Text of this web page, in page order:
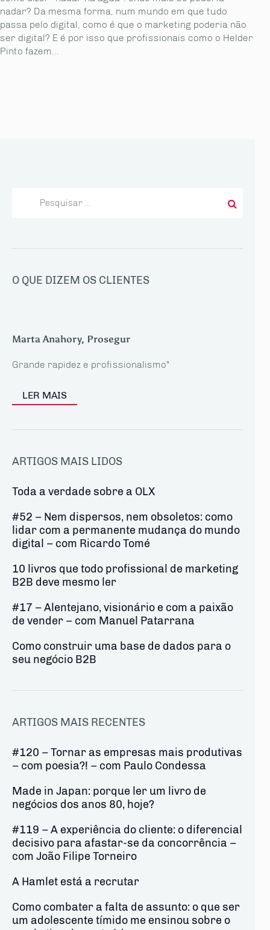
nadar? Da mesma forma, num mundo em que tudo
passa pelo digital, como é que o marketing poderia não
ser digital? E é por isso que profissionais como o Helder
Pinto fazem...
O QUE DIZEM OS CLIENTES
Marta Anahory, Prosegur
Grande rapidez e profissionalismo"
LER MAIS
ARTIGOS MAIS LIDOS
Toda a verdade sobre a OLX
#52 – Nem dispersos, nem obsoletos: como
lidar com a permanente mudança do mundo
digital – com Ricardo Tomé
10 livros que todo profissional de marketing
B2B deve mesmo ler
#17 – Alentejano, visionário e com a paixão
de vender – com Manuel Patarrana
Como construir uma base de dados para o
seu negócio B2B
ARTIGOS MAIS RECENTES
#120 – Tornar as empresas mais produtivas
– com poesia?! – com Paulo Condessa
Made in Japan: porque ler um livro de
negócios dos anos 80, hoje?
#119 – A experiência do cliente: o diferencial
decisivo para afastar-se da concorrência –
com João Filipe Torneiro
A Hamlet está a recrutar
Como combater a falta de assunto: o que ser
um adolescente tímido me ensinou sobre o